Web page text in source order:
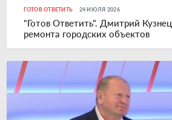
ГОТОВ ОТВЕТИТЬ 24 ИЮЛЯ 2026
"Готов Ответить". Дмитрий
ремонта городских объектов